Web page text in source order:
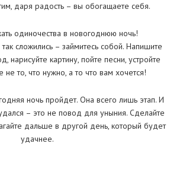
даря радость – вы обогащаете себя.
одиночества в новогоднюю ночь!
сложились – займитесь собой. Напишите
нарисуйте картину, пойте песни, устройте
не то, что нужно, а то что вам хочется!
ночь пройдет. Она всего лишь этап. И
– это не повод для уныния. Сделайте
дальше в другой день, который будет
удачнее.